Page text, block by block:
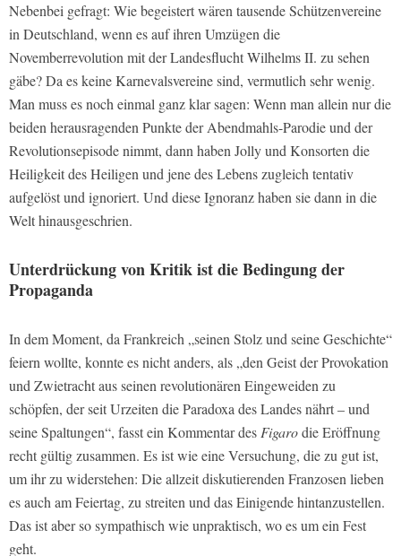
Nebenbei gefragt: Wie begeistert wären tausende Schützenvereine
in Deutschland, wenn es auf ihren Umzügen die
Novemberrevolution mit der Landesflucht Wilhelms II. zu sehen
gäbe? Da es keine Karnevalsvereine sind, vermutlich sehr wenig.
Man muss es noch einmal ganz klar sagen: Wenn man allein nur die
beiden herausragenden Punkte der Abendmahls-Parodie und der
Revolutionsepisode nimmt, dann haben Jolly und Konsorten die
Heiligkeit des Heiligen und jene des Lebens zugleich tentativ
aufgelöst und ignoriert. Und diese Ignoranz haben sie dann in die
Welt hinausgeschrien.
Unterdrückung von Kritik ist die Bedingung der
Propaganda
In dem Moment, da Frankreich „seinen Stolz und seine Geschichte“
feiern wollte, konnte es nicht anders, als „den Geist der Provokation
und Zwietracht aus seinen revolutionären Eingeweiden zu
schöpfen, der seit Urzeiten die Paradoxa des Landes nährt – und
seine Spaltungen“, fasst ein Kommentar desFigarodie Eröffnung
recht gültig zusammen. Es ist wie eine Versuchung, die zu gut ist,
um ihr zu widerstehen: Die allzeit diskutierenden Franzosen lieben
es auch am Feiertag, zu streiten und das Einigende hintanzustellen.
Das ist aber so sympathisch wie unpraktisch, wo es um ein Fest
geht.